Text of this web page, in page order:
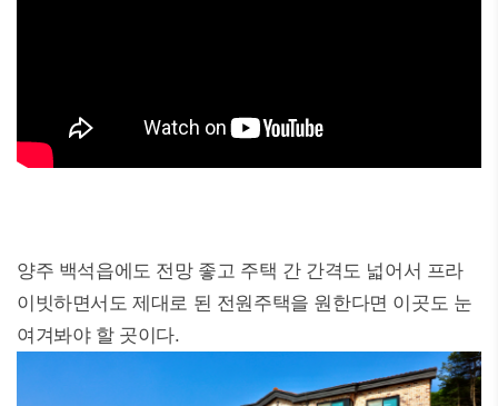
양주 백석읍에도 전망 좋고 주택 간 간격도 넓어서 프라
이빗하면서도 제대로 된 전원주택을 원한다면 이곳도 눈
여겨봐야 할 곳이다.